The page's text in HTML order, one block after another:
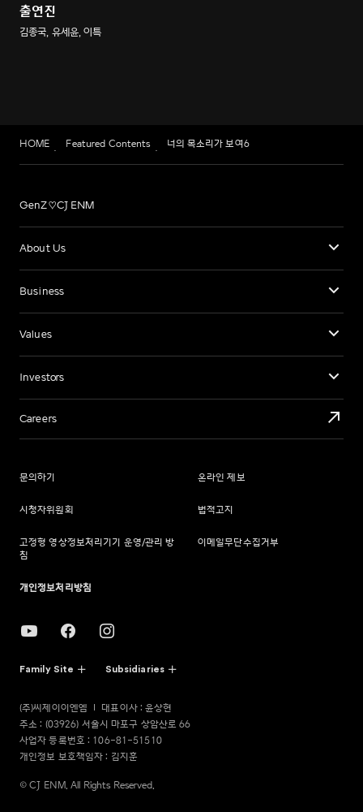
출연진
김종국, 유세윤, 이특
HOME Featured Contents 너의 목소리가 보여6
GenZ♡CJ ENM
About Us
Business
Values
Investors
Careers
문의하기 온라인 제보
시청자위원회 법적고지
고정형 영상정보처리기기 운영/관리 방
침
이메일무단수집거부
개인정보처리방침
Family Site Subsidiaries
(주)씨제이이엔엠
대표이사 : 윤상현
주소 : (03926) 서울시 마포구 상암산로 66
사업자 등록번호 : 106-81-51510
개인정보 보호책임자 : 김지훈
© CJ ENM. All Rights Reserved.